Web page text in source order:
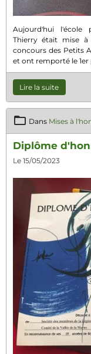
Aujourd'hui l'école
Thierry était mise à
concours des Petits
et ont remporté le 1er
Lire la suite
Dans Mises à
Diplôme
Le 15/05/2023